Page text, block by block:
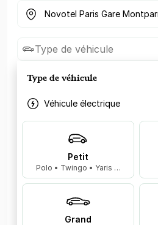
Où cherchez-vous un parking ?
Type de véhicule
Type de véhicule
Véhicule électrique
Petit
Polo • Twingo • Yaris …
Grand